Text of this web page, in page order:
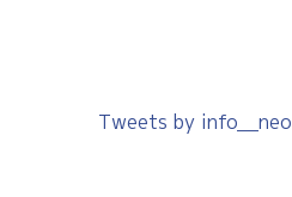
Tweets by info__neo